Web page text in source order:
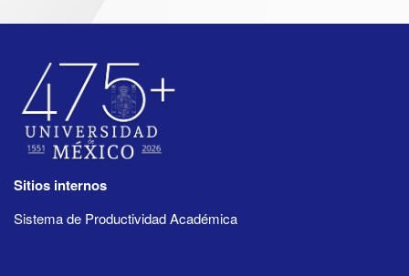
Sitios internos
Sistema de Productividad Académica